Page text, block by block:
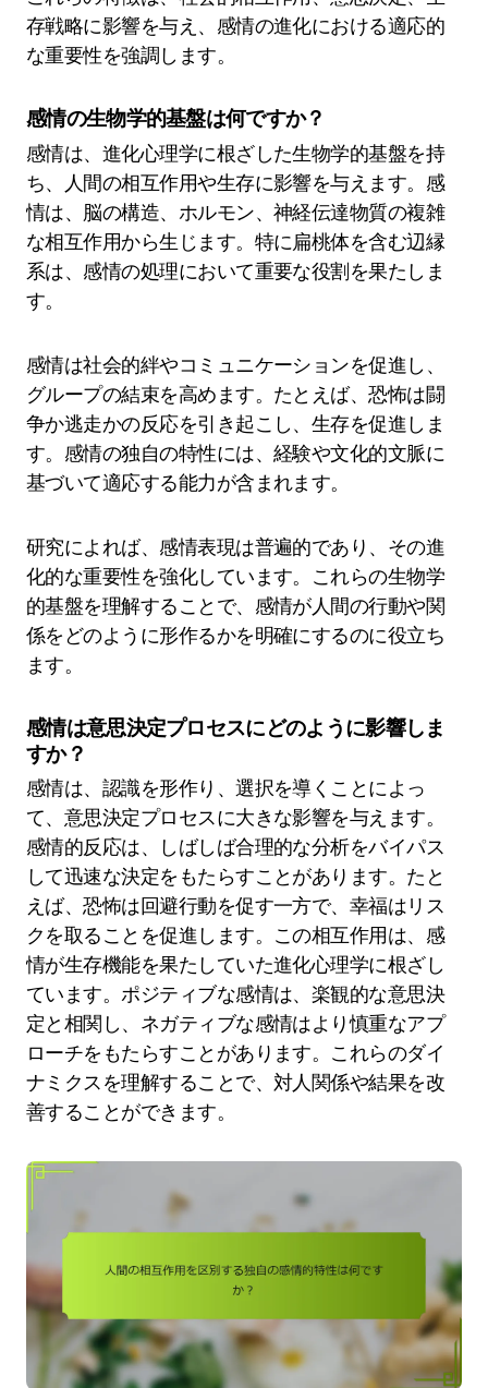
存戦略に影響を与え、感情の進化における適応的
な重要性を強調します。
感情の生物学的基盤は何ですか？
感情は、進化心理学に根ざした生物学的基盤を持
ち、人間の相互作用や生存に影響を与えます。感
情は、脳の構造、ホルモン、神経伝達物質の複雑
な相互作用から生じます。特に扁桃体を含む辺縁
系は、感情の処理において重要な役割を果たしま
す。
感情は社会的絆やコミュニケーションを促進し、
グループの結束を高めます。たとえば、恐怖は闘
争か逃走かの反応を引き起こし、生存を促進しま
す。感情の独自の特性には、経験や文化的文脈に
基づいて適応する能力が含まれます。
研究によれば、感情表現は普遍的であり、その進
化的な重要性を強化しています。これらの生物学
的基盤を理解することで、感情が人間の行動や関
係をどのように形作るかを明確にするのに役立ち
ます。
感情は意思決定プロセスにどのように影響しま
すか？
感情は、認識を形作り、選択を導くことによっ
て、意思決定プロセスに大きな影響を与えます。
感情的反応は、しばしば合理的な分析をバイパス
して迅速な決定をもたらすことがあります。たと
えば、恐怖は回避行動を促す一方で、幸福はリス
クを取ることを促進します。この相互作用は、感
情が生存機能を果たしていた進化心理学に根ざし
ています。ポジティブな感情は、楽観的な意思決
定と相関し、ネガティブな感情はより慎重なアプ
ローチをもたらすことがあります。これらのダイ
ナミクスを理解することで、対人関係や結果を改
善することができます。